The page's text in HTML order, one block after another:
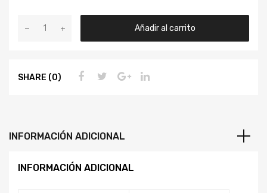
Añadir al carrito
SHARE (0)
INFORMACIÓN ADICIONAL
INFORMACIÓN ADICIONAL